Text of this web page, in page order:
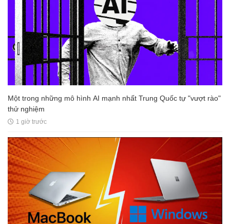
Một trong những mô hình AI mạnh nhất Trung Quốc tự "vượt rào"
thử nghiệm
1 giờ trước